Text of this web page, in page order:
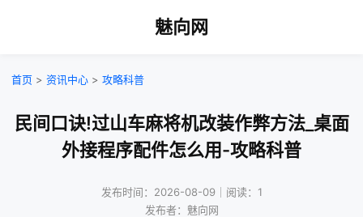
魅向网
首页 > 资讯中心 > 攻略科普
民间口诀!过山车麻将机改装作弊方法_桌面
外接程序配件怎么用-攻略科普
发布时间：2026-08-09｜阅读：1
发布者：魅向网